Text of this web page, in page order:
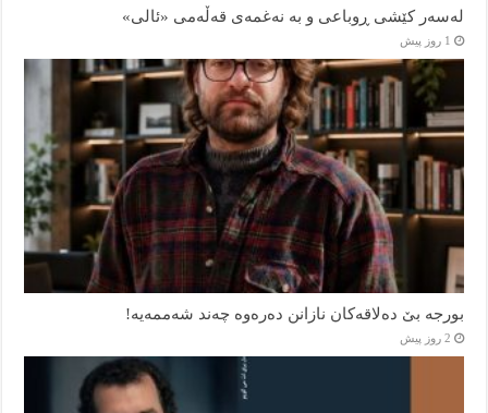
لەسەر کێشی ڕوباعی و به نەغمەی قەڵەمی «ئالی»
1 روز پیش
بورجە بێ دەلاقەکان نازانن دەرەوە چەند شەممەیە!
2 روز پیش